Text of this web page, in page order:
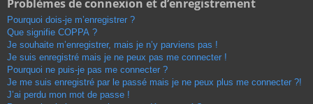
Problèmes de connexion et d’enregistrement
Pourquoi dois-je m’enregistrer ?
Que signifie COPPA ?
Je souhaite m’enregistrer, mais je n’y parviens pas !
Je suis enregistré mais je ne peux pas me connecter !
Pourquoi ne puis-je pas me connecter ?
Je me suis enregistré par le passé mais je ne peux plus me connecter ?!
J’ai perdu mon mot de passe !